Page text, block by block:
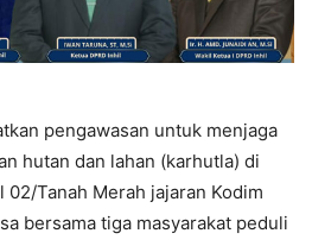
pengawasan untuk menjaga
hutan dan lahan (karhutla) di
Tanah Merah jajaran Kodim
bersama tiga masyarakat peduli